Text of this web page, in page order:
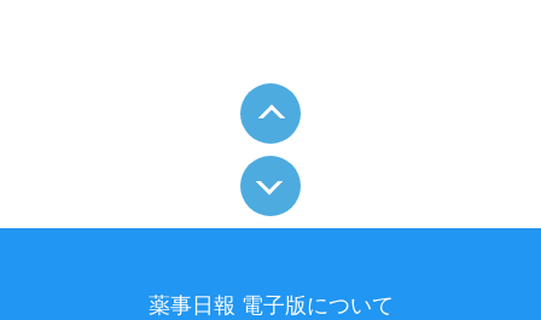
薬事日報 電子版について